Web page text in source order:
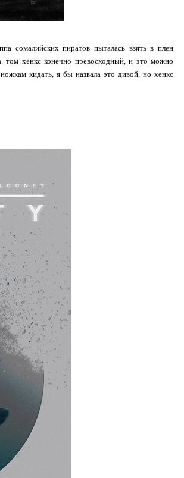
сомалийских пиратов пыталась взять в плен
том хенкс конечно превосходный, и это можно
кидать, я бы назвала это дивой, но хенкс